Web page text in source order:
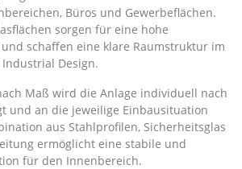
Büros und Gewerbeflächen.
sorgen für eine hohe
schaffen eine klare Raumstruktur im
Design.
Maß wird die Anlage individuell nach
und an die jeweilige Einbausituation
aus Stahlprofilen, Sicherheitsglas
ermöglicht eine stabile und
für den Innenbereich.